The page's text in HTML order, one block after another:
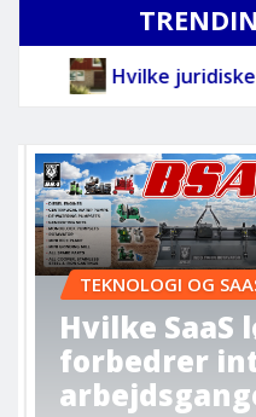
boligejere mest
SUNDHED
Hvordan
rutiner din
markant